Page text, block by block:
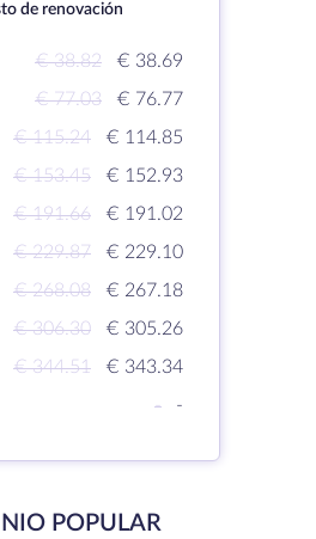
de renovación
€ 38.82
€ 38.69
€ 77.03
€ 76.77
€ 115.24
€ 114.85
€ 153.45
€ 152.93
€ 191.66
€ 191.02
€ 229.87
€ 229.10
€ 268.08
€ 267.18
€ 306.30
€ 305.26
€ 344.51
€ 343.34
- -
POPULAR